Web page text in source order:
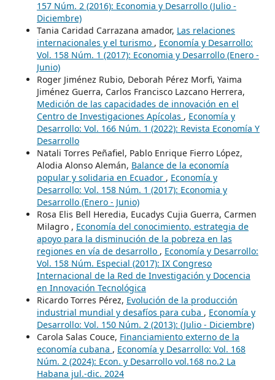
157 Núm. 2 (2016): Economia y Desarrollo (Julio -
Diciembre)
Tania Caridad Carrazana amador, Las relaciones
internacionales y el turismo , Economía y Desarrollo:
Vol. 158 Núm. 1 (2017): Economia y Desarrollo (Enero -
Junio)
Roger Jiménez Rubio, Deborah Pérez Morfi, Yaima
Jiménez Guerra, Carlos Francisco Lazcano Herrera,
Medición de las capacidades de innovación en el
Centro de Investigaciones Apícolas , Economía y
Desarrollo: Vol. 166 Núm. 1 (2022): Revista Economía Y
Desarrollo
Natali Torres Peñafiel, Pablo Enrique Fierro López,
Alodia Alonso Alemán, Balance de la economía
popular y solidaria en Ecuador , Economía y
Desarrollo: Vol. 158 Núm. 1 (2017): Economia y
Desarrollo (Enero - Junio)
Rosa Elis Bell Heredia, Eucadys Cujia Guerra, Carmen
Milagro , Economía del conocimiento, estrategia de
apoyo para la disminución de la pobreza en las
regiones en vía de desarrollo , Economía y Desarrollo:
Vol. 158 Núm. Especial (2017): IX Congreso
Internacional de la Red de Investigación y Docencia
en Innovación Tecnológica
Ricardo Torres Pérez, Evolución de la producción
industrial mundial y desafíos para cuba , Economía y
Desarrollo: Vol. 150 Núm. 2 (2013): (Julio - Diciembre)
Carola Salas Couce, Financiamiento externo de la
economía cubana , Economía y Desarrollo: Vol. 168
Núm. 2 (2024): Econ. y Desarrollo vol.168 no.2 La
Habana jul.-dic. 2024